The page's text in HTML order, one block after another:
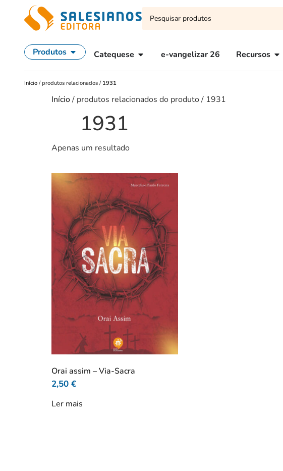
Produtos Catequese e-vangelizar 26 Recursos
Início /produtos relacionados / 1931
Início/ produtos relacionados do produto / 1931
1931
Apenas um resultado
Orai assim – Via-Sacra
2,50 €
Ler mais